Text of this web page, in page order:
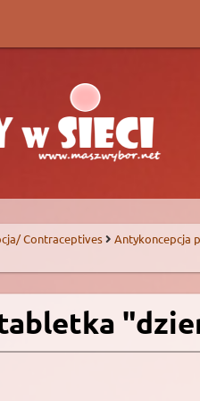
Contraceptives
Antykoncepcja